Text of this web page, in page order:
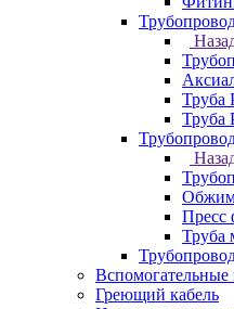
Труба
Труба
Пресс
Труба
Вспомогательные
Греющий кабель